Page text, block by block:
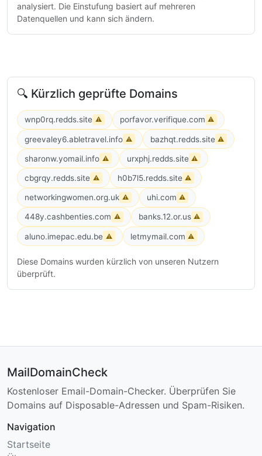
analysiert. Die Einstufung basiert auf mehreren
Datenquellen und kann sich ändern.
🔍 Kürzlich geprüfte Domains
wnp0rq.redds.site ⚠ porfavor.verifique.com ⚠
greevaley6.abletravel.info ⚠ bazhqt.redds.site ⚠
sharonw.yomail.info ⚠ urxphj.redds.site ⚠
cbgrqy.redds.site ⚠ h0b7l5.redds.site ⚠
networkingwomen.org.uk ⚠ uhi.com ⚠
448y.cashbenties.com ⚠ banks.12.or.us ⚠
aluno.imepac.edu.be ⚠ letmymail.com ⚠
Diese Domains wurden kürzlich von unseren Nutzern
überprüft.
MailDomainCheck
Kostenloser Email-Domain-Checker. Überprüfen Sie
Domains auf Disposable-Adressen und Spam-Risiken.
Navigation
Startseite